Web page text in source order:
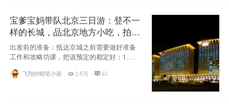
宝爹宝妈带队北京三日游：登不一
样的长城，品北京地方小吃，拍盘
古七星夜景！
出发前的准备：抵达京城之前需要做好准备
工作和攻略功课，把该预定的都定好：1. 酒
飞翔的蜡笔小新 2.8万 62